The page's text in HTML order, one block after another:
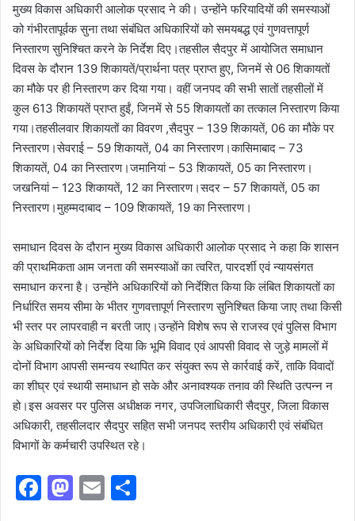
मुख्य विकास अधिकारी आलोक प्रसाद ने की। उन्होंने फरियादियों की समस्याओं
को गंभीरतापूर्वक सुना तथा संबंधित अधिकारियों को समयबद्ध एवं गुणवत्तापूर्ण
निस्तारण सुनिश्चित करने के निर्देश दिए।तहसील सैदपुर में आयोजित समाधान
दिवस के दौरान 139 शिकायतें/प्रार्थना पत्र प्राप्त हुए, जिनमें से 06 शिकायतों
का मौके पर ही निस्तारण कर दिया गया। वहीं जनपद की सभी सातों तहसीलों में
कुल 613 शिकायतें प्राप्त हुईं, जिनमें से 55 शिकायतों का तत्काल निस्तारण किया
गया।तहसीलवार शिकायतों का विवरण ,सैदपुर – 139 शिकायतें, 06 का मौके पर
निस्तारण।सेवराई – 59 शिकायतें, 04 का निस्तारण।कासिमाबाद – 73
शिकायतें, 04 का निस्तारण।जमानियां – 53 शिकायतें, 05 का निस्तारण।
जखनियां – 123 शिकायतें, 12 का निस्तारण।सदर – 57 शिकायतें, 05 का
निस्तारण।मुहम्मदाबाद – 109 शिकायतें, 19 का निस्तारण।
समाधान दिवस के दौरान मुख्य विकास अधिकारी आलोक प्रसाद ने कहा कि शासन
की प्राथमिकता आम जनता की समस्याओं का त्वरित, पारदर्शी एवं न्यायसंगत
समाधान करना है। उन्होंने अधिकारियों को निर्देशित किया कि लंबित शिकायतों का
निर्धारित समय सीमा के भीतर गुणवत्तापूर्ण निस्तारण सुनिश्चित किया जाए तथा किसी
भी स्तर पर लापरवाही न बरती जाए।उन्होंने विशेष रूप से राजस्व एवं पुलिस विभाग
के अधिकारियों को निर्देश दिया कि भूमि विवाद एवं आपसी विवाद से जुड़े मामलों में
दोनों विभाग आपसी समन्वय स्थापित कर संयुक्त रूप से कार्रवाई करें, ताकि विवादों
का शीघ्र एवं स्थायी समाधान हो सके और अनावश्यक तनाव की स्थिति उत्पन्न न
हो।इस अवसर पर पुलिस अधीक्षक नगर, उपजिलाधिकारी सैदपुर, जिला विकास
अधिकारी, तहसीलदार सैदपुर सहित सभी जनपद स्तरीय अधिकारी एवं संबंधित
विभागों के कर्मचारी उपस्थित रहे।
F
M E